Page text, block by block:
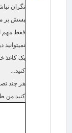
نگران
پسش بر
فقط مهم
یک کاغذ
کنید...
هر چند
کنید من